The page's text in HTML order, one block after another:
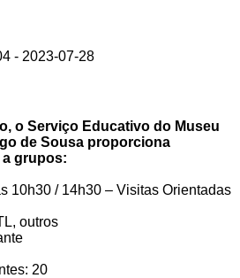
- 2023-07-28
o Serviço Educativo do Museu
de Sousa proporciona
grupos:
10h30 / 14h30 – Visitas Orientadas
outros
20